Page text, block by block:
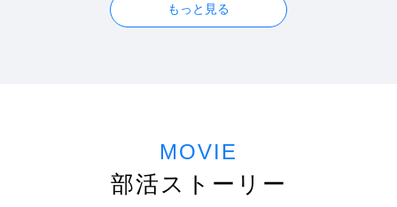
MOVIE
部活ストーリー